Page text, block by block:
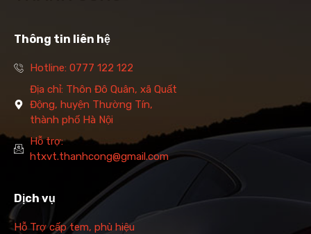
Thông tin liên hệ
Hotline: 0777 122 122
Địa chỉ: Thôn Đô Quân, xã Quất
Động, huyện Thường Tín,
thành phố Hà Nội
Hỗ trợ:
htxvt.thanhcong@gmail.com
Dịch vụ
Hỗ Trợ cấp tem, phù hiệu